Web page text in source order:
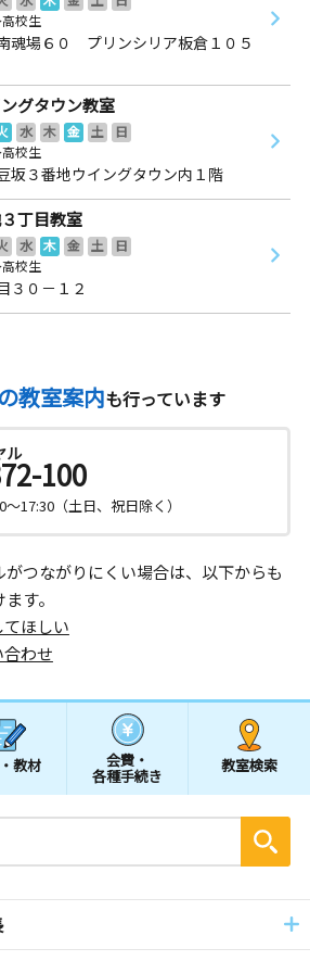
校生
魂場６０ プリンシリア板倉１０５
グタウン教室
水 木 金 土
日
校生
坂３番地ウイングタウン内１階
丁目教室
水 木 金 土
日
校生
３０－１２
教室案内も行っています
ル
100
～17:30（土日、祝日除く）
つながりにくい場合は、以下からも
す。
ほしい
わせ
教材 会費・
各種手続き
教室検索